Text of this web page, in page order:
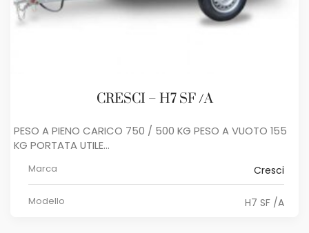
CRESCI – H7 SF /A
PESO A PIENO CARICO 750 / 500 KG PESO A VUOTO 155
KG PORTATA UTILE...
Marca Cresci
Modello H7 SF /A